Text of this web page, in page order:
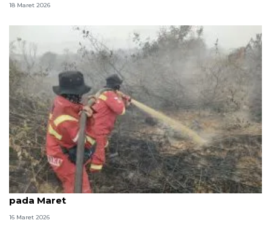
18 Maret 2026
Kemenhut tangani karhutla seluas 78,2 ha di Riau
pada Maret
16 Maret 2026